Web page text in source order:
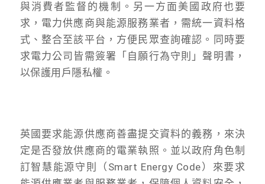
與消費者監督的機制。另一方面美國政府也要
求，電力供應商與能源服務業者，需統一資料格
式、整合至該平台，方便民眾查詢確認。同時要
求電力公司皆需簽署「自願行為守則」聲明書，
以保護用戶隱私權。
英國要求能源供應商善盡提交資料的義務，來決
定是否發放供應商的電業執照。並以政府角色制
訂智慧能源守則（Smart Energy Code）來要求